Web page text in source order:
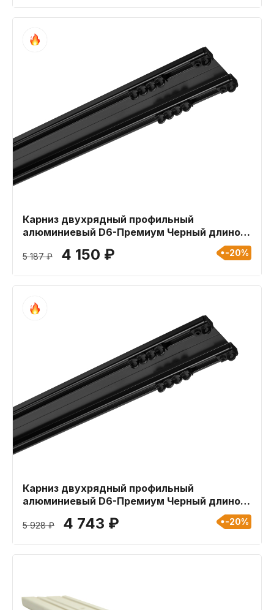
Карниз двухрядный профильный
алюминиевый D6-Премиум Черный длиной
5 187 ₽ 4 150 ₽ -20%
Карниз двухрядный профильный
алюминиевый D6-Премиум Черный длиной
5 928 ₽ 4 743 ₽ -20%